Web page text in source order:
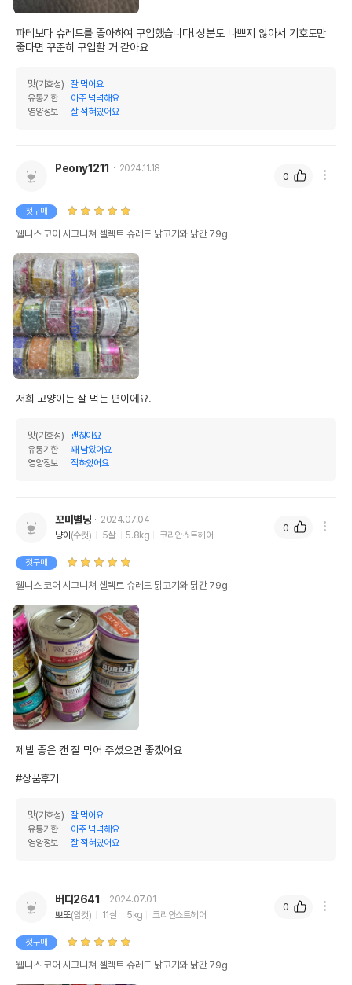
상품 필수 정보
법에 의한 인증,허가 등을
받았음을 확인할수 있는
경우 그에 대한 사항
제조자,수입품의 경우
수입자를 함께 표기
AS책임자와 전화번호
또는 소비자상담 관련
전화번호
유통기한
단, 상품명에 유통기한 명시된 경우, 해당
파테보다 슈레드를 좋아하여 구입했습니다! 성분도 나쁘지 않아서 기호도만
좋다면 꾸준히 구입할 거 같아요
맛(기호성)
잘 먹어요
유통기한
아주 넉넉해요
영양정보
잘 적혀있어요
Peony1211 2024.11.18
첫구매
웰니스 코어 시그니쳐 셀렉트 슈레드 닭고기와 닭간 79g
맛(기호성)
괜찮아요
유통기한
꽤 남았어요
영양정보
적혀있어요
0
꼬미별냥
2024.07.04
냥이 (수컷) 5살 5.8kg 코리안쇼트헤어
첫구매
웰니스 코어 시그니쳐 셀렉트 슈레드 닭고기와 닭간 79g
제발 좋은 캔 잘 먹어 주셨으면 좋겠어요
#상품후기
맛(기호성)
잘 먹어요
유통기한
아주 넉넉해요
영양정보
잘 적혀있어요
0
버디2641
2024.07.01
뽀또(암컷) 11살 5kg 코리안쇼트헤어
첫구매
웰니스 코어 시그니쳐 셀렉트 슈레드 닭고기와 닭간 79g
0